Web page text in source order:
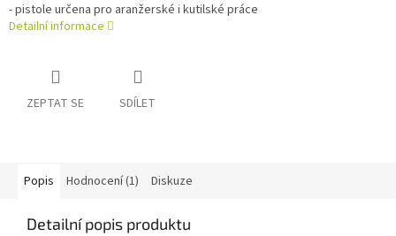
- pistole určena pro aranžerské i kutilské práce
Detailní informace
ZEPTAT SE SDÍLET
Popis Hodnocení (1) Diskuze
Detailní popis produktu